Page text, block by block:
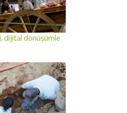
dijital dönüşümle